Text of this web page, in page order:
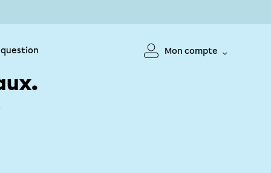
question Mon compte